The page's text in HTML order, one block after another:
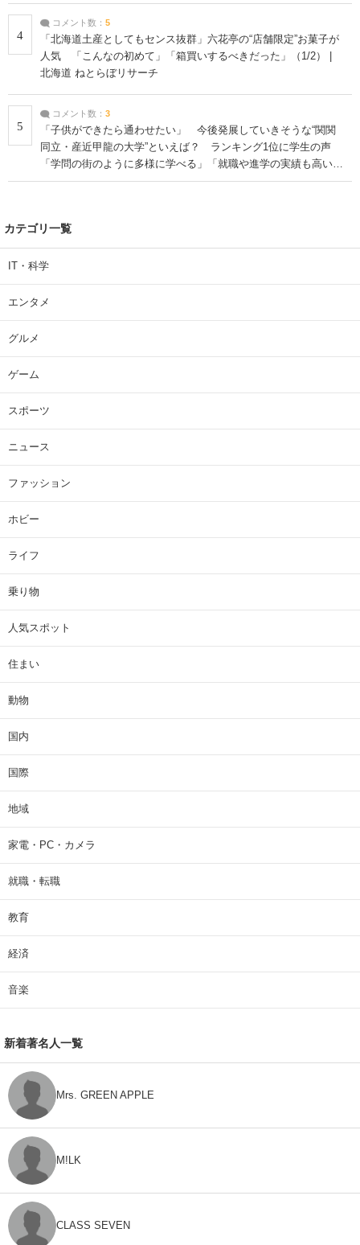
4
コメント数： 5
「北海道土産としてもセンス抜群」六花亭の“店舗限定”お菓子が
人気 「こんなの初めて」「箱買いするべきだった」（1/2） |
北海道 ねとらぼリサーチ
5
コメント数： 3
「子供ができたら通わせたい」 今後発展していきそうな“関関
同立・産近甲龍の大学”といえば？ ランキング1位に学生の声
「学問の街のように多様に学べる」「就職や進学の実績も高い」
| 大学 ねとらぼリサーチ
カテゴリ一覧
IT・科学
エンタメ
グルメ
ゲーム
スポーツ
ニュース
ファッション
ホビー
ライフ
乗り物
人気スポット
住まい
動物
国内
国際
地域
家電・PC・カメラ
就職・転職
教育
経済
音楽
新着著名人一覧
Mrs. GREEN APPLE
M!LK
CLASS SEVEN